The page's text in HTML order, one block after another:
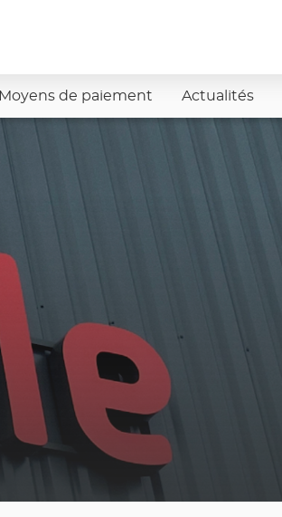
Moyens de paiement Actualités